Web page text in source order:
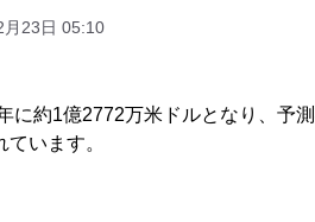
月23日 05:10
に約1億2772万米ドルとなり、予
います。